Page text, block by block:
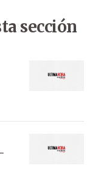
sección